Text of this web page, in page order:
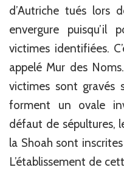
d’Autriche tués lors
envergure
victimes identifiées.
appelé Mur des
victimes sont gravés
forment un ovale
défaut de sépultures,
la Shoah sont
L’établissement de